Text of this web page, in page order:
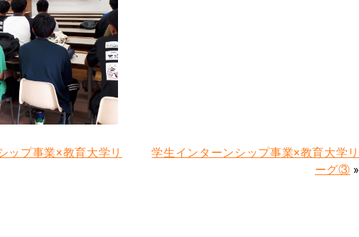
ップ事業×教育大学リ
学生インターンシップ事業×教育大学リ
ーグ③ »